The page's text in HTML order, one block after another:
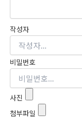
작성자
비밀번호
사진
첨부파일